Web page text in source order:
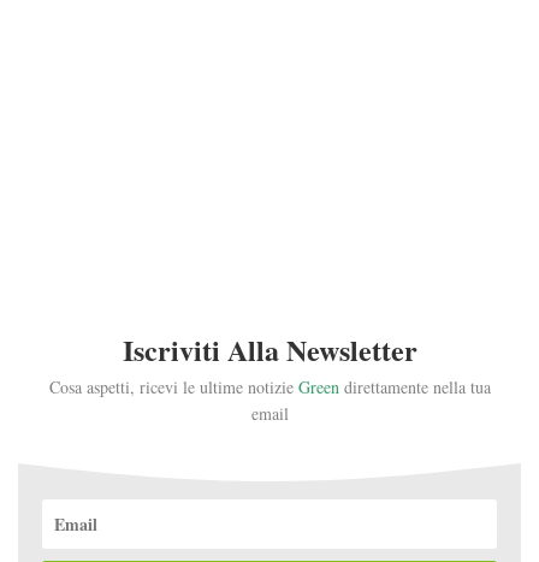
Iscriviti Alla Newsletter
Cosa aspetti, ricevi le ultime notizie Greendirettamente nella tua
email